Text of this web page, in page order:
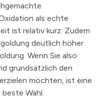
als echte
ist relativ kurz. Zudem
deutlich höher
Wenn Sie also
grundsätzlich den
möchten, ist eine
Wahl.